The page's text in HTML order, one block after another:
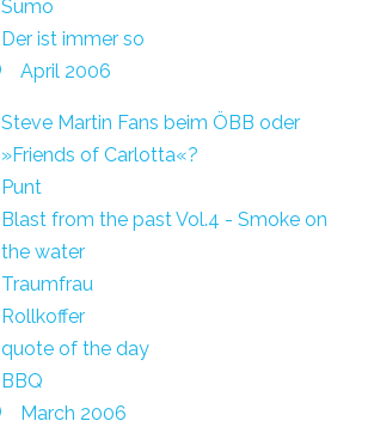
Sumo
Der ist immer so
April 2006
Steve Martin Fans beim ÖBB oder
»Friends of Carlotta«?
Punt
Blast from the past Vol.4 - Smoke on
the water
Traumfrau
Rollkoffer
quote of the day
BBQ
March 2006